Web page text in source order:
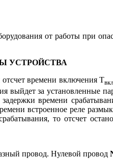
от работы при
УСТРОЙСТВА
времени включения Tвкл
выйдет за установленные
времени
встроенное реле
то отсчет
провод. Нулевой провод